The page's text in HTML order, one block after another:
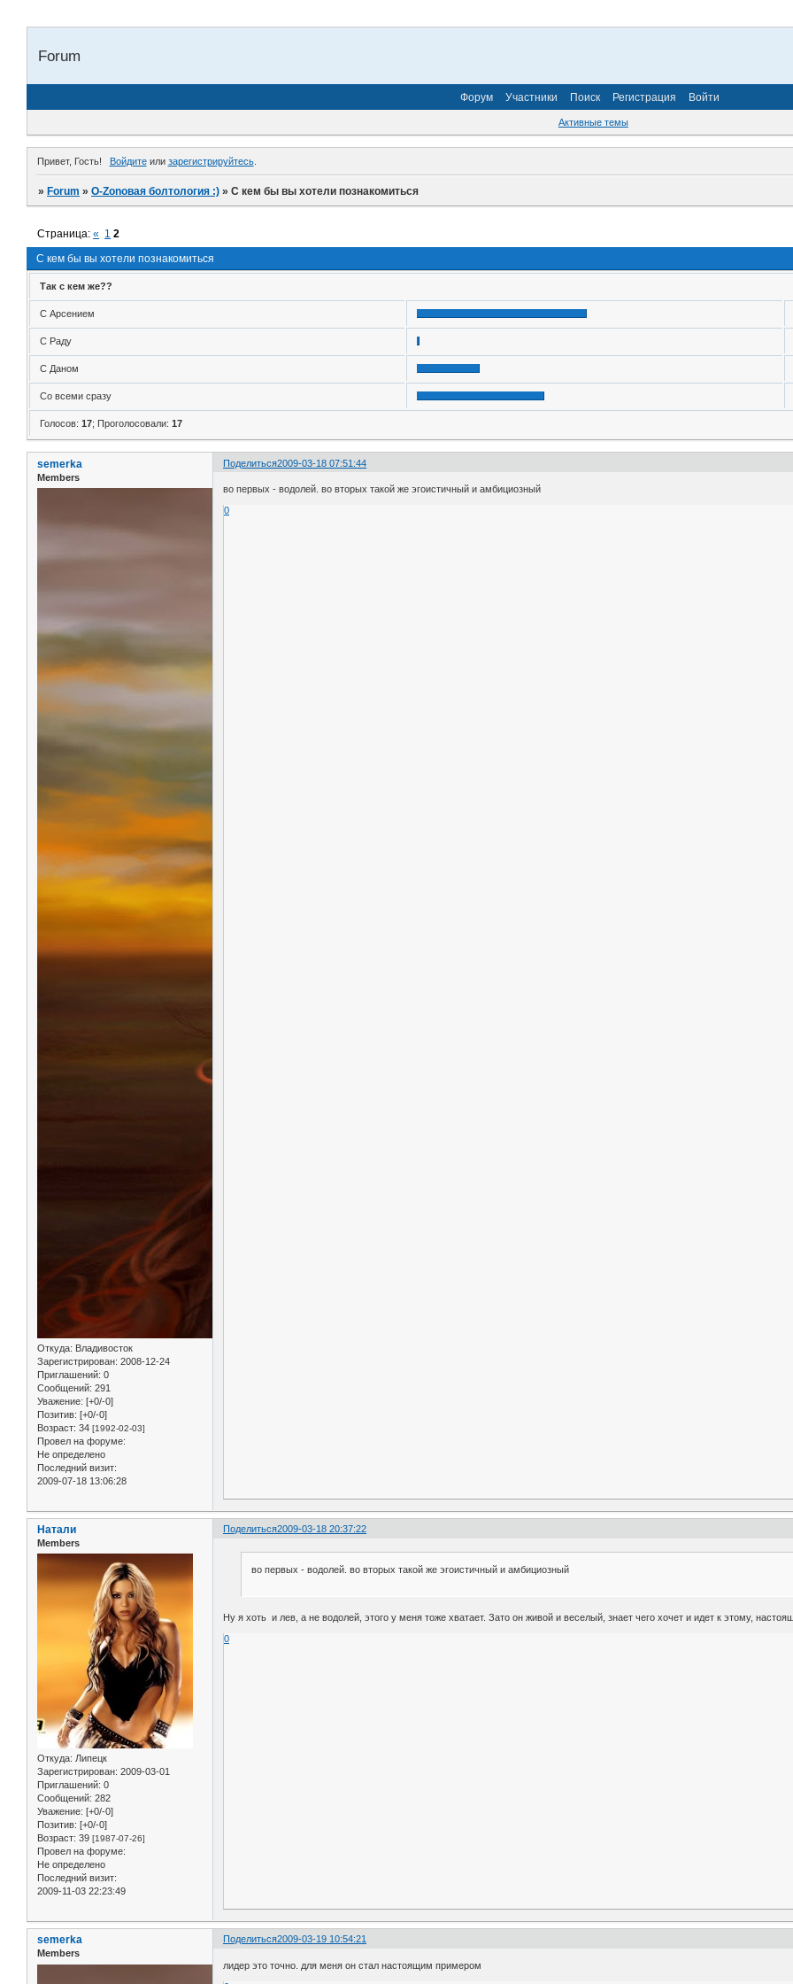
Forum
Форум Участники Поиск Регистрация Войти
Активные темы
Привет, Гость! Войдитеили зарегистрируйтесь.
»Forum »O-Zonoвая болтология :) »С кем бы вы хотели познакомиться
С кем бы вы хотели познакомиться
Страница:« 1 2
Так с кем же??
С Арсением
С Раду
С Даном
Со всеми сразу
Голосов: 17; Проголосовали: 17
Поделиться2009-03-18 07:51:44
semerka
Members
Откуда: Владивосток
Зарегистрирован: 2008-12-24
Приглашений: 0
Сообщений: 291
Уважение: [+0/-0]
Позитив: [+0/-0]
Возраст: 34 [1992-02-03]
Провел на форуме:
Не определено
Последний визит:
2009-07-18 13:06:28
во первых - водолей. во вторых такой же эгоистичный и амбициозный
0
Поделиться2009-03-18 20:37:22
Натали
Members
Откуда: Липецк
Зарегистрирован: 2009-03-01
Приглашений: 0
Сообщений: 282
Уважение: [+0/-0]
Позитив: [+0/-0]
Возраст: 39 [1987-07-26]
Провел на форуме:
Не определено
Последний визит:
2009-11-03 22:23:49
во первых - водолей. во вторых такой же эгоистичный и амбициозный
Ну я хоть и лев, а не водолей, этого у меня тоже хватает. Зато он живой и веселый, знает чего хочет и идет к этому,
0
Поделиться2009-03-19 10:54:21
semerka
Members
лидер это точно. для меня он стал настоящим примером